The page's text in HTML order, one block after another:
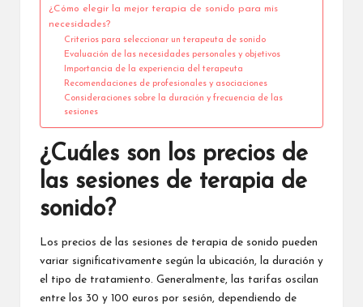
¿Cómo elegir la mejor terapia de sonido para mis
necesidades?
Criterios para seleccionar un terapeuta de sonido
Evaluación de las necesidades personales y objetivos
Importancia de la experiencia del terapeuta
Recomendaciones de profesionales y asociaciones
Consideraciones sobre la duración y frecuencia de las
sesiones
¿Cuáles son los precios de
las sesiones de terapia de
sonido?
Los precios de las sesiones de terapia de sonido pueden
variar significativamente según la ubicación, la duración y
el tipo de tratamiento. Generalmente, las tarifas oscilan
entre los 30 y 100 euros por sesión, dependiendo de